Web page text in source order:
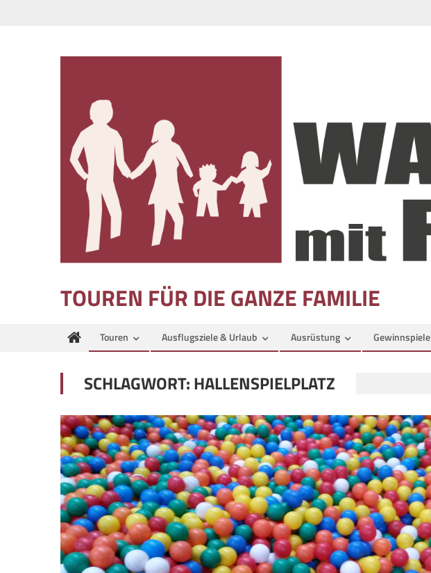
TOUREN FÜR DIE GANZE FAMILIE
Touren Ausflugsziele & Urlaub Ausrüstung Gewinnspiele
SCHLAGWORT:HALLENSPIELPLATZ